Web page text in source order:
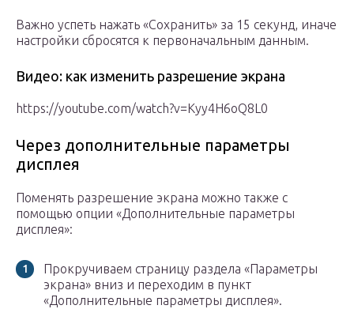
Важно успеть нажать «Сохранить» за 15 секунд, иначе
настройки сбросятся к первоначальным данным.
Видео: как изменить разрешение экрана
https://youtube.com/watch?v=Kyy4H6oQ8L0
Через дополнительные параметры
дисплея
Поменять разрешение экрана можно также с
помощью опции «Дополнительные параметры
дисплея»:
Прокручиваем страницу раздела «Параметры
экрана» вниз и переходим в пункт
«Дополнительные параметры дисплея».